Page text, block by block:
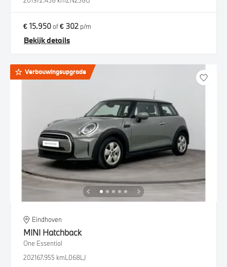
€ 15.950of€ 302 p/m
Bekijk details
Verbouwingsupgrade
Eindhoven
MINI Hatchback
One Essential
202167.955 kmL068LJ